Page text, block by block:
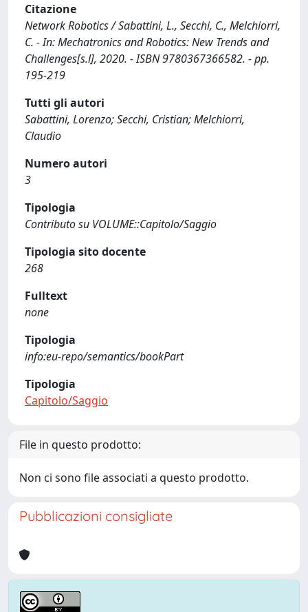
Citazione
Network Robotics / Sabattini, L., Secchi, C., Melchiorri,
C. - In: Mechatronics and Robotics: New Trends and
Challenges[s.l], 2020. - ISBN 9780367366582. - pp.
195-219
Tutti gli autori
Sabattini, Lorenzo; Secchi, Cristian; Melchiorri,
Claudio
Numero autori
3
Tipologia
Contributo su VOLUME::Capitolo/Saggio
Tipologia sito docente
268
Fulltext
none
Tipologia
info:eu-repo/semantics/bookPart
Tipologia
Capitolo/Saggio
File in questo prodotto:
Non ci sono file associati a questo prodotto.
Pubblicazioni consigliate